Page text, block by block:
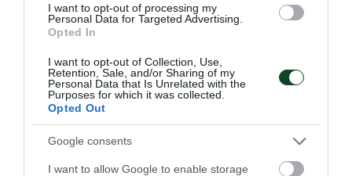
I want to opt-out of processing my
Personal Data for Targeted Advertising.
Opted In
I want to opt-out of Collection, Use,
Retention, Sale, and/or Sharing of my
Personal Data that Is Unrelated with the
Purposes for which it was collected.
Opted Out
Google consents
I want to allow Google to enable storage
Lake Triathlon!
Ο Πάρης Γρηγοριάδης ολοκλήρωσε τον απαιτητικό αγώνα
στο Dorney Lake Events – Run & Triathlon.